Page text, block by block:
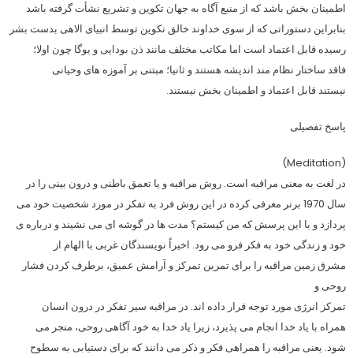
اطمینان بخش باشد که از منبع آگاه به جهان تکوین و تشریع نشأت گرفته باشد
بنابراین دستوراتی که از سوی خداوند خالق تکوین توسط انبیای الاهی بدست بشر
رسیده قابل اعتماد است اما مکاتب مختلف مانند ذن بودایی و یوگا چون اولا؛
فاقد ساختار نظام مند اندیشه هستند و ثانیا؛ مبتنی بر آموزه های وحیانی
نیستند قابل اعتماد و اطمینان بخش نیستند.
پاسخ تفصیلی
(
Meditation
)
در لغت به معنی مراقبه است. روش مراقبه و یا تعمق باطنی و درون بینی را در
سال 1970 برنر معرفی کرده در این روش فرد به تفکر در مورد شخصیت خود می
پردازد و با این پرسش که من کیستم؟ مدت ها در گوشه ای می نشیند و درباره ی
خود و زندگی خود به فکر فرو می رود. اخیراً نویسندگان غربی با الهام از
مشرق زمین مراقبه را برای تمرین تمرکز و آرامش عمیق، برطرف کردن فشار
روحی و
تمرکز انرژی مورد توجه قرار داده اند. در مراقبه سیر تفکر در درون انسان
همراه با یاد خدا انجام می پذیرد، زیرا یاد خدا به خود آگاهی روحی، منجر می
شود. یعنی مراقبه را همراهی فکر و ذکر می دانند که برای دستیابی به سطوح